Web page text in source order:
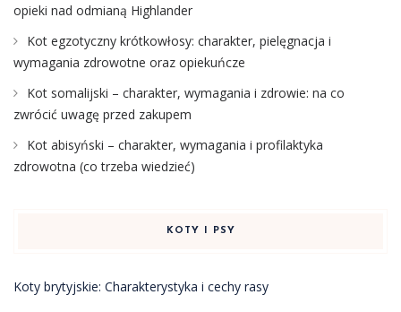
opieki nad odmianą Highlander
Kot egzotyczny krótkowłosy: charakter, pielęgnacja i
wymagania zdrowotne oraz opiekuńcze
Kot somalijski – charakter, wymagania i zdrowie: na co
zwrócić uwagę przed zakupem
Kot abisyński – charakter, wymagania i profilaktyka
zdrowotna (co trzeba wiedzieć)
KOTY I PSY
Koty brytyjskie: Charakterystyka i cechy rasy